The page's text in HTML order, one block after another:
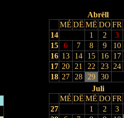
Abrëll
MÉ DË MË DO FR
14
1 2
3
15
6 7 8 9
10
16 13 14 15 16 17
17 20 21 22 23 24
18 27 28 29
30
Juli
MÉ DË MË DO FR
27
1 2
3